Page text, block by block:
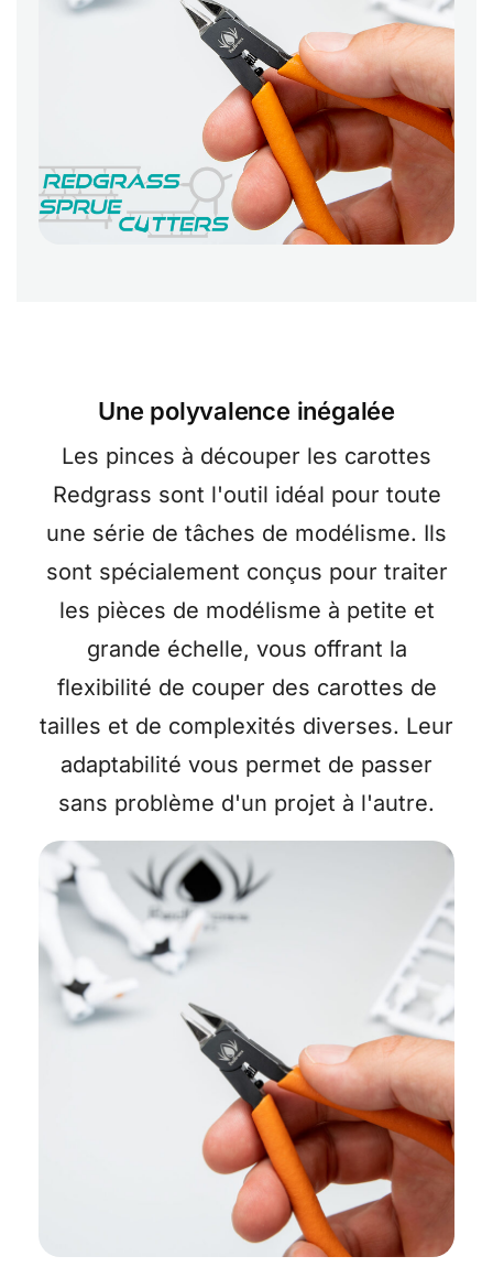
Une polyvalence inégalée
Les pinces à découper les carottes
Redgrass sont l'outil idéal pour toute
une série de tâches de modélisme. Ils
sont spécialement conçus pour traiter
les pièces de modélisme à petite et
grande échelle, vous offrant la
flexibilité de couper des carottes de
tailles et de complexités diverses. Leur
adaptabilité vous permet de passer
sans problème d'un projet à l'autre.